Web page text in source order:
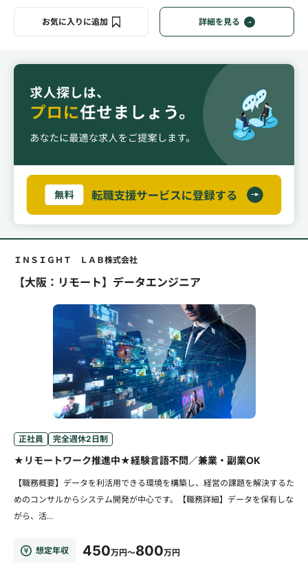
お気に入りに追加 詳細を見る
ＩＮＳＩＧＨＴ ＬＡＢ株式会社
【大阪：リモート】データエンジニア
正社員 完全週休2日制
★リモートワーク推進中★経験言語不問／兼業・副業OK
【職務概要】データを利活用できる環境を構築し、経営の課題を解決するた
めのコンサルからシステム開発が中心です。【職務詳細】データを保有しな
がら、活...
想定年収 450万円～800万円